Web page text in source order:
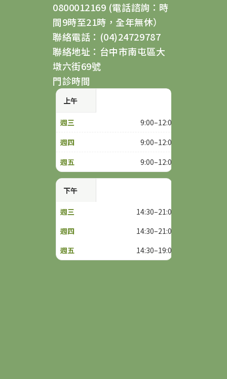
0800012169 (電話諮詢：時
間9時至21時，全年無休）
聯絡電話：(04)24729787
聯絡地址：台中市南屯區大
墩六街69號
門診時間
上午
9:00–12:00
9:00–12:00
9:00–12:00
下午
14:30–21:00
14:30–21:00
14:30–19:00